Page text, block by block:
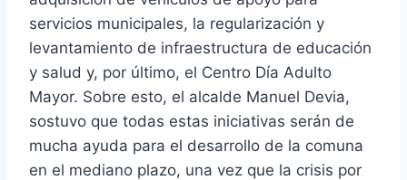
servicios municipales, la regularización y
levantamiento de infraestructura de educación
y salud y, por último, el Centro Día Adulto
Mayor. Sobre esto, el alcalde Manuel Devia,
sostuvo que todas estas iniciativas serán de
mucha ayuda para el desarrollo de la comuna
en el mediano plazo, una vez que la crisis por